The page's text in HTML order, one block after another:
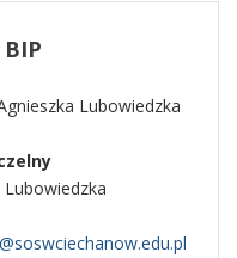
BIP
Lubowiedzka